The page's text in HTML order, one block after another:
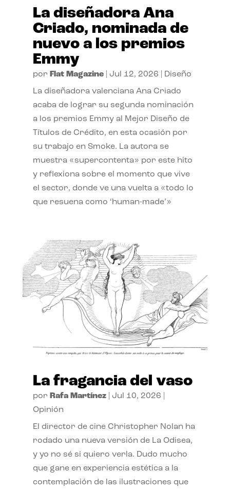
La diseñadora Ana
Criado, nominada de
nuevo a los premios
Emmy
por Flat Magazine| Jul 12, 2026 Diseño
La diseñadora valenciana Ana Criado
acaba de lograr su segunda nominación
a los premios Emmy al Mejor Diseño de
Títulos de Crédito, en esta ocasión por
su trabajo en Smoke. La autora se
muestra «supercontenta» por este hito
y reflexiona sobre el momento que vive
el sector, donde ve una vuelta a «todo lo
que resuena como ‘human-made’»
La fragancia del vaso
por Rafa Martínez| Jul 10, 2026
Opinión
El director de cine Christopher Nolan ha
rodado una nueva versión de La Odisea,
y yo no sé si quiero verla. Dudo mucho
que gane en experiencia estética a la
contemplación de las ilustraciones que